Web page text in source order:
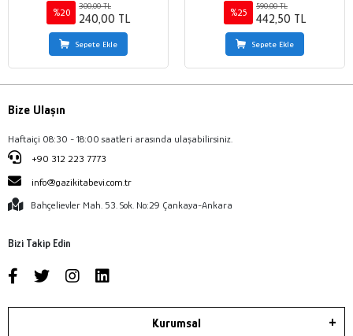
%20
300,00 TL
240,00 TL
Sepete Ekle
%25
590,00 TL
442,50 TL
Sepete Ekle
Bize Ulaşın
Haftaiçi 08:30 - 18:00 saatleri arasında ulaşabilirsiniz.
+90 312 223 7773
info@gazikitabevi.com.tr
Bahçelievler Mah. 53. Sok. No:29 Çankaya-Ankara
Bizi Takip Edin
Kurumsal